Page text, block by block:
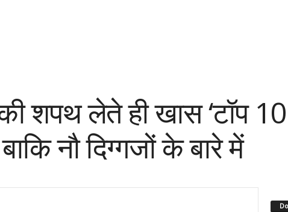
शपथ लेते ही खास ‘टॉप
नौ दिग्गजों के बारे में